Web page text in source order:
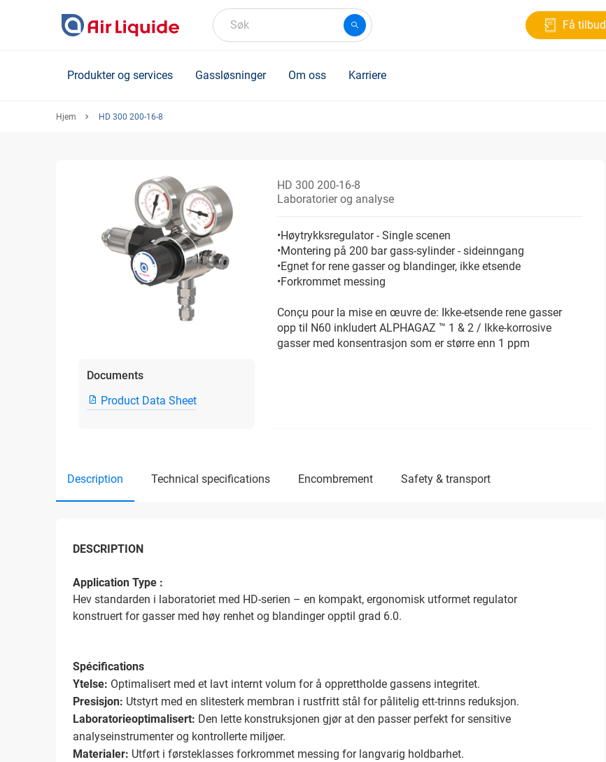
Søk Få tilbud
Produkter og services Gassløsninger Om oss Karriere
Hjem HD 300 200-16-8
Documents
Product Data Sheet
HD 300 200-16-8
Laboratorier og analyse
•Høytrykksregulator - Single scenen
•Montering på 200 bar gass-sylinder - sideinngang
•Egnet for rene gasser og blandinger, ikke etsende
•Forkrommet messing
Conçu pour la mise en œuvre de: Ikke-etsende rene gasser
opp til N60 inkludert ALPHAGAZ ™ 1 & 2 / Ikke-korrosive
gasser med konsentrasjon som er større enn 1 ppm
description technical specifications encombrement safety & transport
DESCRIPTION
Application Type :
Hev standarden i laboratoriet med HD-serien – en kompakt, ergonomisk utformet regulator
konstruert for gasser med høy renhet og blandinger opptil grad 6.0.
Spécifications
Ytelse: Optimalisert med et lavt internt volum for å opprettholde gassens integritet.
Presisjon: Utstyrt med en slitesterk membran i rustfritt stål for pålitelig ett-trinns reduksjon.
Laboratorieoptimalisert: Den lette konstruksjonen gjør at den passer perfekt for sensitive
analyseinstrumenter og kontrollerte miljøer.
Materialer: Utført i førsteklasses forkrommet messing for langvarig holdbarhet.